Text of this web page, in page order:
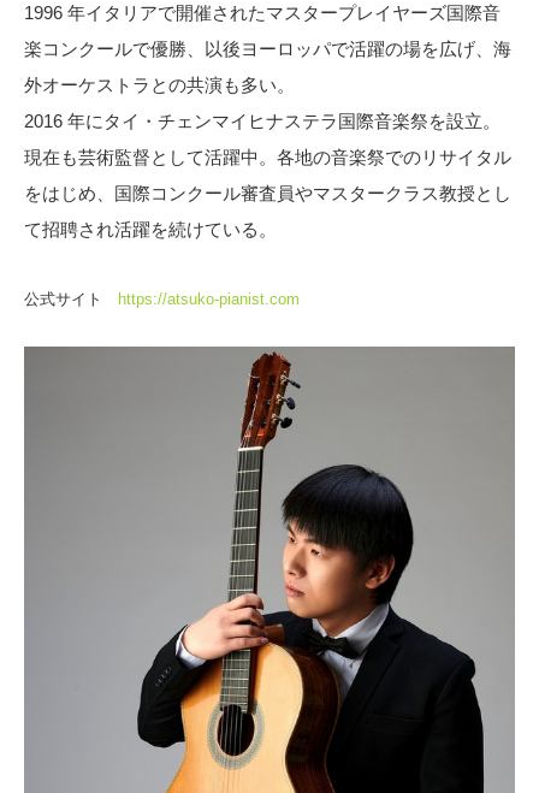
1996 年イタリアで開催されたマスタープレイヤーズ国際音
楽コンクールで優勝、以後ヨーロッパで活躍の場を広げ、海
外オーケストラとの共演も多い。
2016 年にタイ・チェンマイヒナステラ国際音楽祭を設立。
現在も芸術監督として活躍中。各地の音楽祭でのリサイタル
をはじめ、国際コンクール審査員やマスタークラス教授とし
て招聘され活躍を続けている。
公式サイト https://atsuko-pianist.com